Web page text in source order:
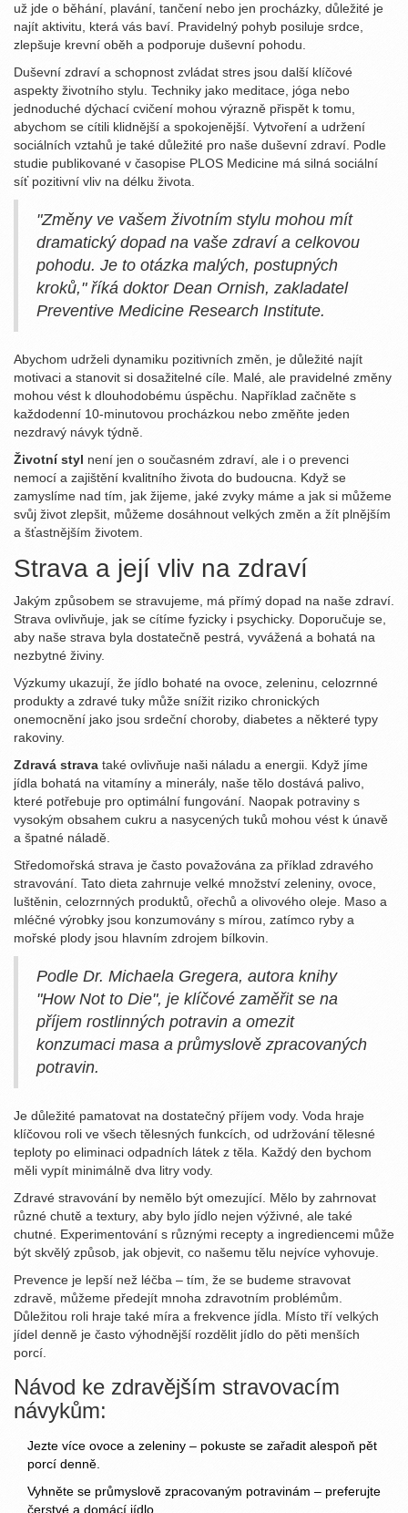
už jde o běhání, plavání, tančení nebo jen procházky, důležité je
najít aktivitu, která vás baví. Pravidelný pohyb posiluje srdce,
zlepšuje krevní oběh a podporuje duševní pohodu.
Duševní zdraví a schopnost zvládat stres jsou další klíčové
aspekty životního stylu. Techniky jako meditace, jóga nebo
jednoduché dýchací cvičení mohou výrazně přispět k tomu,
abychom se cítili klidnější a spokojenější. Vytvoření a udržení
sociálních vztahů je také důležité pro naše duševní zdraví. Podle
studie publikované v časopise PLOS Medicine má silná sociální
síť pozitivní vliv na délku života.
"Změny ve vašem životním stylu mohou mít
dramatický dopad na vaše zdraví a celkovou
pohodu. Je to otázka malých, postupných
kroků," říká doktor Dean Ornish, zakladatel
Preventive Medicine Research Institute.
Abychom udrželi dynamiku pozitivních změn, je důležité najít
motivaci a stanovit si dosažitelné cíle. Malé, ale pravidelné změny
mohou vést k dlouhodobému úspěchu. Například začněte s
každodenní 10-minutovou procházkou nebo změňte jeden
nezdravý návyk týdně.
Životní styl není jen o současném zdraví, ale i o prevenci
nemocí a zajištění kvalitního života do budoucna. Když se
zamyslíme nad tím, jak žijeme, jaké zvyky máme a jak si můžeme
svůj život zlepšit, můžeme dosáhnout velkých změn a žít plnějším
a šťastnějším životem.
Strava a její vliv na zdraví
Jakým způsobem se stravujeme, má přímý dopad na naše zdraví.
Strava ovlivňuje, jak se cítíme fyzicky i psychicky. Doporučuje se,
aby naše strava byla dostatečně pestrá, vyvážená a bohatá na
nezbytné živiny.
Výzkumy ukazují, že jídlo bohaté na ovoce, zeleninu, celozrnné
produkty a zdravé tuky může snížit riziko chronických
onemocnění jako jsou srdeční choroby, diabetes a některé typy
rakoviny.
Zdravá strava také ovlivňuje naši náladu a energii. Když jíme
jídla bohatá na vitamíny a minerály, naše tělo dostává palivo,
které potřebuje pro optimální fungování. Naopak potraviny s
vysokým obsahem cukru a nasycených tuků mohou vést k únavě
a špatné náladě.
Středomořská strava je často považována za příklad zdravého
stravování. Tato dieta zahrnuje velké množství zeleniny, ovoce,
luštěnin, celozrnných produktů, ořechů a olivového oleje. Maso a
mléčné výrobky jsou konzumovány s mírou, zatímco ryby a
mořské plody jsou hlavním zdrojem bílkovin.
Podle Dr. Michaela Gregera, autora knihy
"How Not to Die", je klíčové zaměřit se na
příjem rostlinných potravin a omezit
konzumaci masa a průmyslově zpracovaných
potravin.
Je důležité pamatovat na dostatečný příjem vody. Voda hraje
klíčovou roli ve všech tělesných funkcích, od udržování tělesné
teploty po eliminaci odpadních látek z těla. Každý den bychom
měli vypít minimálně dva litry vody.
Zdravé stravování by nemělo být omezující. Mělo by zahrnovat
různé chutě a textury, aby bylo jídlo nejen výživné, ale také
chutné. Experimentování s různými recepty a ingrediencemi může
být skvělý způsob, jak objevit, co našemu tělu nejvíce vyhovuje.
Prevence je lepší než léčba – tím, že se budeme stravovat
zdravě, můžeme předejít mnoha zdravotním problémům.
Důležitou roli hraje také míra a frekvence jídla. Místo tří velkých
jídel denně je často výhodnější rozdělit jídlo do pěti menších
porcí.
Návod ke zdravějším stravovacím
návykům:
Jezte více ovoce a zeleniny – pokuste se zařadit alespoň pět
porcí denně.
Vyhněte se průmyslově zpracovaným potravinám – preferujte
čerstvé a domácí jídlo.